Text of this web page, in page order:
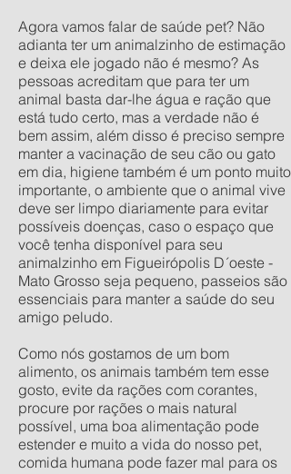
Agora vamos falar de saúde pet? Não
adianta ter um animalzinho de estimação
e deixa ele jogado não é mesmo? As
pessoas acreditam que para ter um
animal basta dar-lhe água e ração que
está tudo certo, mas a verdade não é
bem assim, além disso é preciso sempre
manter a vacinação de seu cão ou gato
em dia, higiene também é um ponto muito
importante, o ambiente que o animal vive
deve ser limpo diariamente para evitar
possíveis doenças, caso o espaço que
você tenha disponível para seu
animalzinho em Figueirópolis D´oeste -
Mato Grosso seja pequeno, passeios são
essenciais para manter a saúde do seu
amigo peludo.
Como nós gostamos de um bom
alimento, os animais também tem esse
gosto, evite da rações com corantes,
procure por rações o mais natural
possível, uma boa alimentação pode
estender e muito a vida do nosso pet,
comida humana pode fazer mal para os